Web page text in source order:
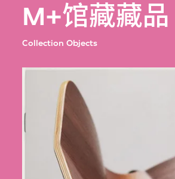
M+馆藏藏品
Collection Objects